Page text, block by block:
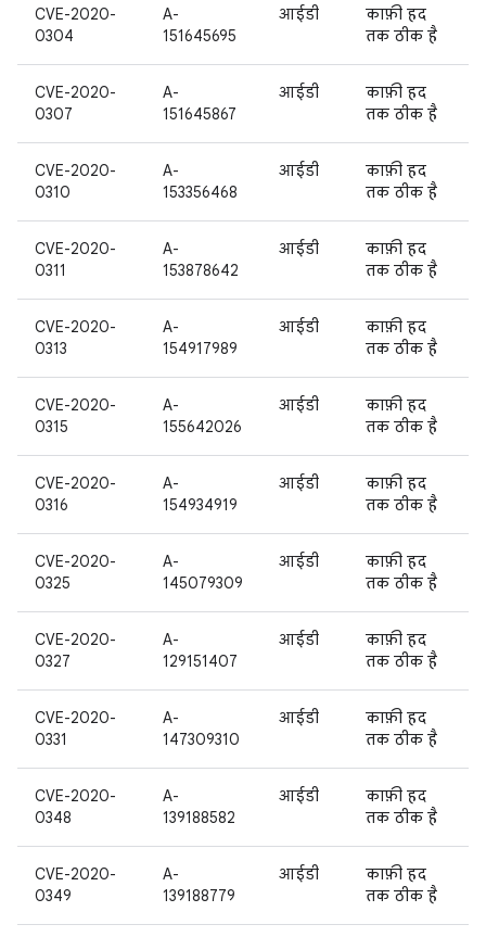
CVE-2020-
0304
A-
151645695
आईडी
काफ़ी हद
तक ठीक है
CVE-2020-
0307
A-
151645867
आईडी
काफ़ी हद
तक ठीक है
CVE-2020-
0310
A-
153356468
आईडी
काफ़ी हद
तक ठीक है
CVE-2020-
0311
A-
153878642
आईडी
काफ़ी हद
तक ठीक है
CVE-2020-
0313
A-
154917989
आईडी
काफ़ी हद
तक ठीक है
CVE-2020-
0315
A-
155642026
आईडी
काफ़ी हद
तक ठीक है
CVE-2020-
0316
A-
154934919
आईडी
काफ़ी हद
तक ठीक है
CVE-2020-
0325
A-
145079309
आईडी
काफ़ी हद
तक ठीक है
CVE-2020-
0327
A-
129151407
आईडी
काफ़ी हद
तक ठीक है
CVE-2020-
0331
A-
147309310
आईडी
काफ़ी हद
तक ठीक है
CVE-2020-
0348
A-
139188582
आईडी
काफ़ी हद
तक ठीक है
CVE-2020-
0349
A-
139188779
आईडी
काफ़ी हद
तक ठीक है